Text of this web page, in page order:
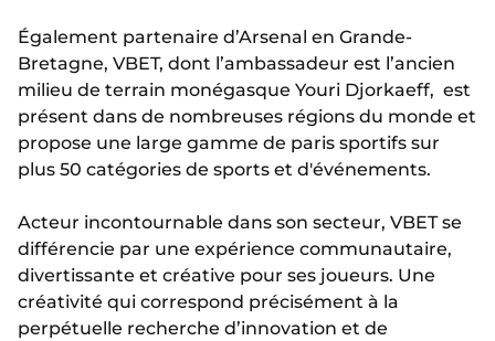
Également partenaire d’Arsenal en Grande-
Bretagne, VBET, dont l’ambassadeur est l’ancien
milieu de terrain monégasque Youri Djorkaeff, est
présent dans de nombreuses régions du monde et
propose une large gamme de paris sportifs sur
plus 50 catégories de sports et d'événements.
Acteur incontournable dans son secteur, VBET se
différencie par une expérience communautaire,
divertissante et créative pour ses joueurs. Une
créativité qui correspond précisément à la
perpétuelle recherche d’innovation et de